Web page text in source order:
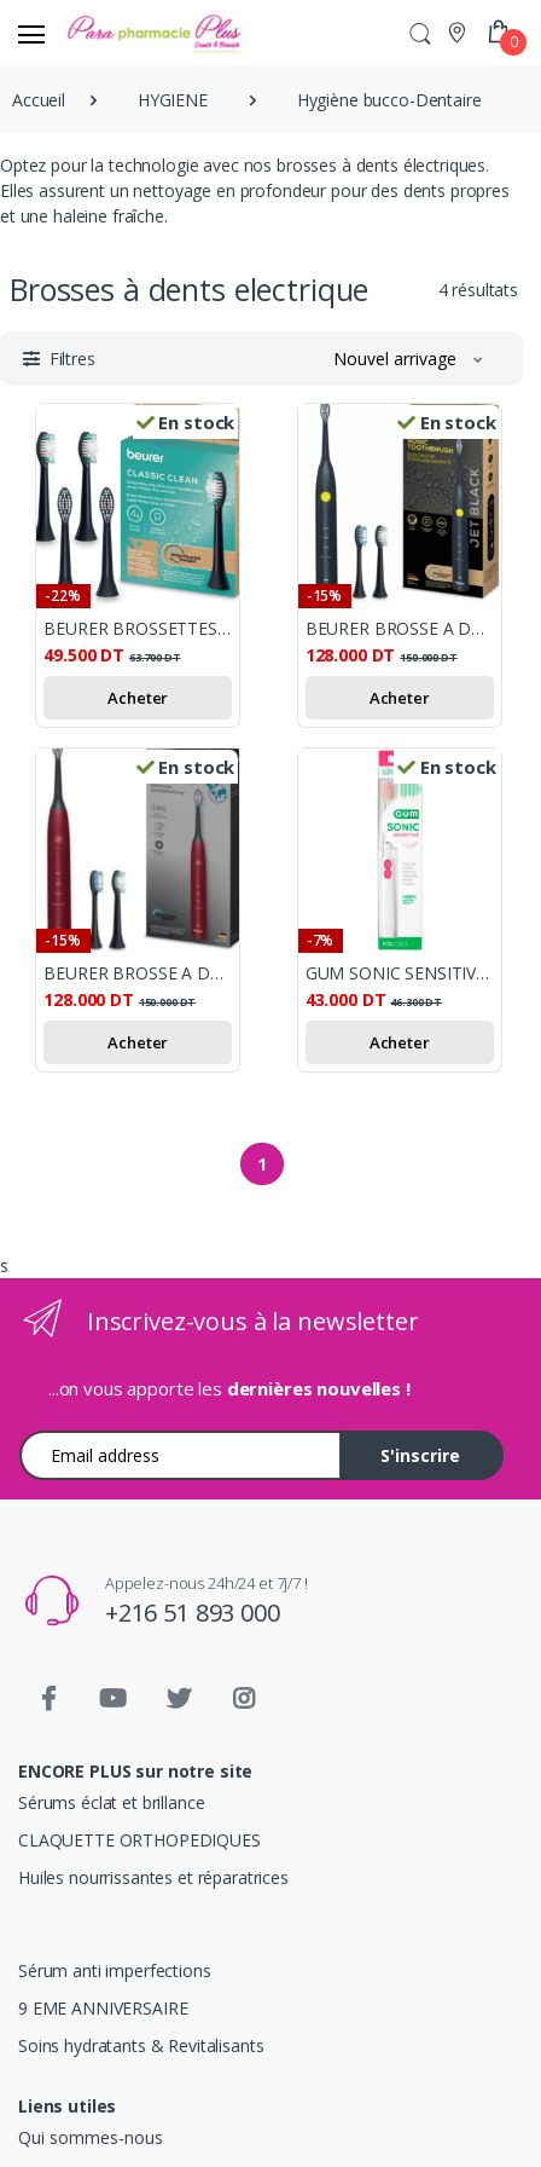
0
Accueil HYGIENE Hygiène bucco-Dentaire
Optez pour la technologie avec nos brosses à dents électriques.
Elles assurent un nettoyage en profondeur pour des dents propres
et une haleine fraîche.
Brosses à dents electrique 4 résultats
Filtres Nouvel arrivage
En stock
-22%
BEURER BROSSETTES 4 RECHARGES SC CLASSIC CLEAN
49.500 DT 63.700DT
Acheter
En stock
-15%
BEURER BROSSE A DENTS ELECTRIQUE SONIC SC30 NOIR
128.000 DT 150.000DT
Acheter
En stock
-15%
BEURER BROSSE A DENTS ELECT SONIC LE SC30 BORDEAU
128.000 DT 150.000DT
Acheter
En stock
-7%
GUM SONIC SENSITIVE BROSSE A DENTS ELECTRIQUE
43.000 DT 46.300DT
Acheter
1
s
Inscrivez-vous à la newsletter
...on vous apporte les dernières nouvelles !
Adresse e-mail
S'inscrire
Appelez-nous 24h/24 et 7j/7 !
+216 51 893 000
ENCORE PLUS sur notre site
Sérums éclat et brillance
CLAQUETTE ORTHOPEDIQUES
Huiles nourrissantes et réparatrices
Sérum anti imperfections
9 EME ANNIVERSAIRE
Soins hydratants & Revitalisants
Liens utiles
Qui sommes-nous